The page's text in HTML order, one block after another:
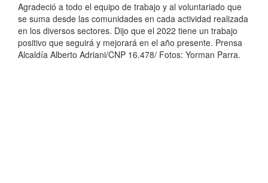
Agradeció a todo el equipo de trabajo y al voluntariado que
se suma desde las comunidades en cada actividad realizada
en los diversos sectores. Dijo que el 2022 tiene un trabajo
positivo que seguirá y mejorará en el año presente. Prensa
Alcaldía Alberto Adriani/CNP 16.478/ Fotos: Yorman Parra.